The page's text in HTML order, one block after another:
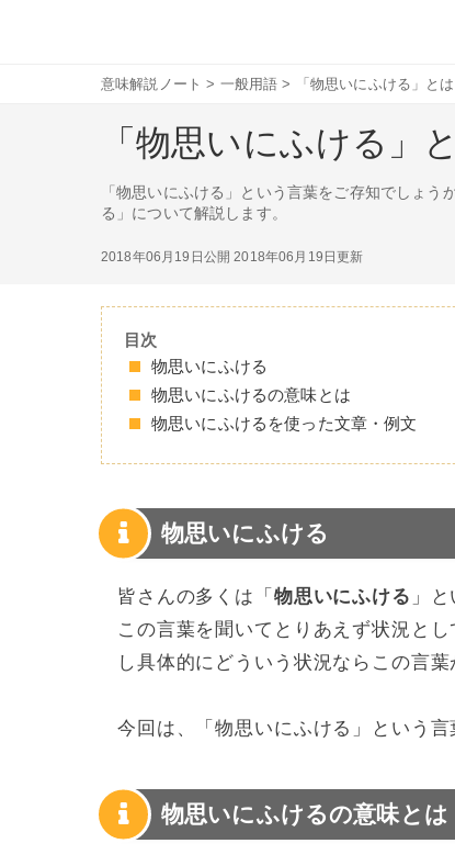
意味解説ノート > 一般用語 > 「物思いにふける」と
「物思いにふける」
「物思いにふける」という言葉をご存知でしょ
る」について解説します。
2018年06月19日公開 2018年06月19日更新
目次
物思いにふける
物思いにふけるの意味とは
物思いにふけるを使った文章・例文
物思いにふける
皆さんの多くは「 物思いにふける 」
この言葉を聞いてとりあえず状況と
し具体的にどういう状況ならこの言
今回は、「物思いにふける」という
物思いにふけるの意味とは